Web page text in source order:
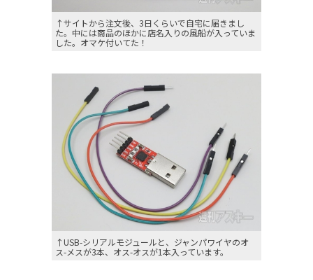
↑サイトから注文後、3日くらいで自宅に届きまし
た。中には商品のほかに店名入りの風船が入っていま
した。オマケ付いてた！
↑USB-シリアルモジュールと、ジャンパワイヤのオ
ス-メスが3本、オス-オスが1本入っています。